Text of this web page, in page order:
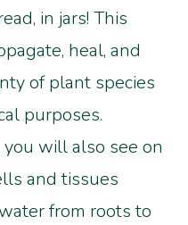
in jars! This
heal, and
of plant species
purposes.
will also see on
and tissues
from roots to